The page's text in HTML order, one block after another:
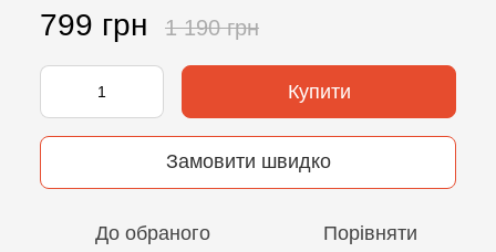
799 грн 1 190 грн
Купити
Замовити швидко
До обраного Порівняти